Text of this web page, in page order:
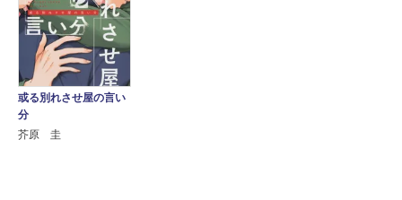
或る別れさせ屋の言い
分
芥原 圭